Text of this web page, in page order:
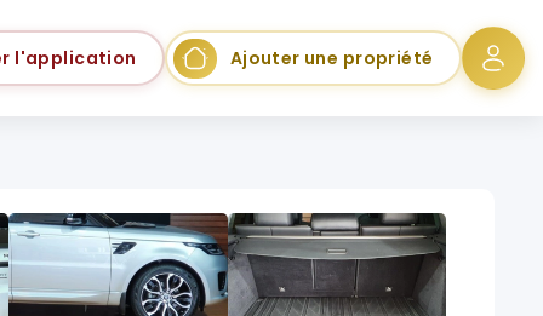
l'application Ajouter une propriété